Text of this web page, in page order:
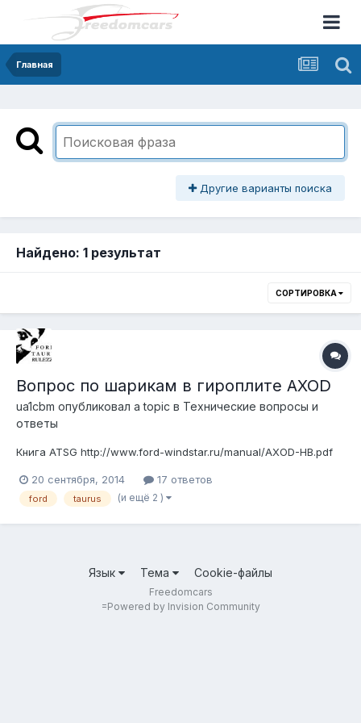
Главная
Другие варианты поиска
Найдено: 1 результат
СОРТИРОВКА
Вопрос по шарикам в гироплите AXOD
ua1cbm опубликовал a topic в Технические вопросы и
ответы
Книга ATSG http://www.ford-windstar.ru/manual/AXOD-HB.pdf
20 сентября, 2014 17 ответов
ford taurus (и ещё 2 )
Язык Тема Cookie-файлы
Freedomcars
=Powered by Invision Community